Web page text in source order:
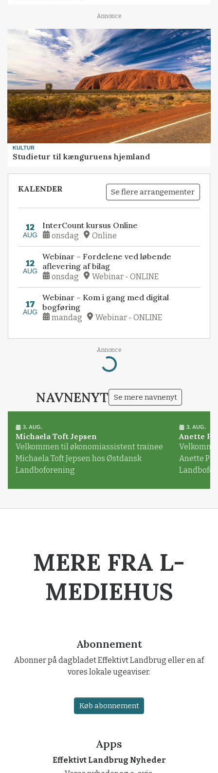
Annonce
KULTUR
Studietur til kænguruens hjemland
KALENDER Se flere arrangementer
12
AUG
InterCount kursus Online
onsdag Online
12
AUG
Webinar – Fordelene ved løbende
aflevering af bilag
onsdag Webinar - ONLINE
17
AUG
Webinar – Kom i gang med digital
bogføring
mandag Webinar - ONLINE
Annonce
Loading...
NAVNENYT Se mere navnenyt
3. AUG.
Michaela Toft Jepsen
Velkommen til økonomiassistent trainee
Michaela Toft Jepsen hos Østdansk
Landboforening
3. AUG.
Anette
Anette
MERE FRA L-
MEDIEHUS
Abonnement
Abonner på dagbladet Effektivt Landbrug eller en af
vores lokale ugeaviser.
Køb abonnement
Apps
Effektivt Landbrug Nyheder